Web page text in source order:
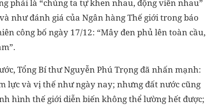
phải là “chúng ta tự khen nhau, động viên nhau”
như đánh giá của Ngân hàng Thế giới trong báo
công bố ngày 17/12: “Mây đen phủ lên toàn cầu,
Tổng Bí thư Nguyễn Phú Trọng đã nhấn mạnh:
lực và vị thế như ngày nay; nhưng đất nước cũng
hình thế giới diễn biến không thể lường hết được;